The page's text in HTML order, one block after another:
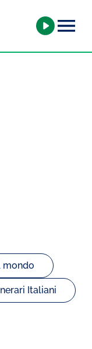
mondo
Italiani